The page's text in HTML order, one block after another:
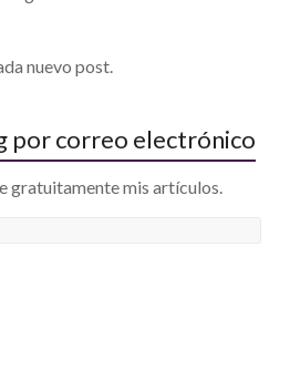
nuevo post.
por correo electrónico
gratuitamente mis artículos.